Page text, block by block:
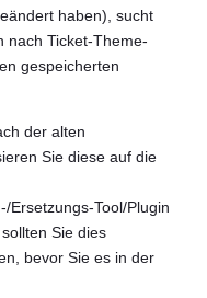
haben), sucht
nach Ticket-Theme-
gespeicherten
der alten
Sie diese auf die
Ersetzungs-Tool/Plugin
Sie dies
bevor Sie es in der